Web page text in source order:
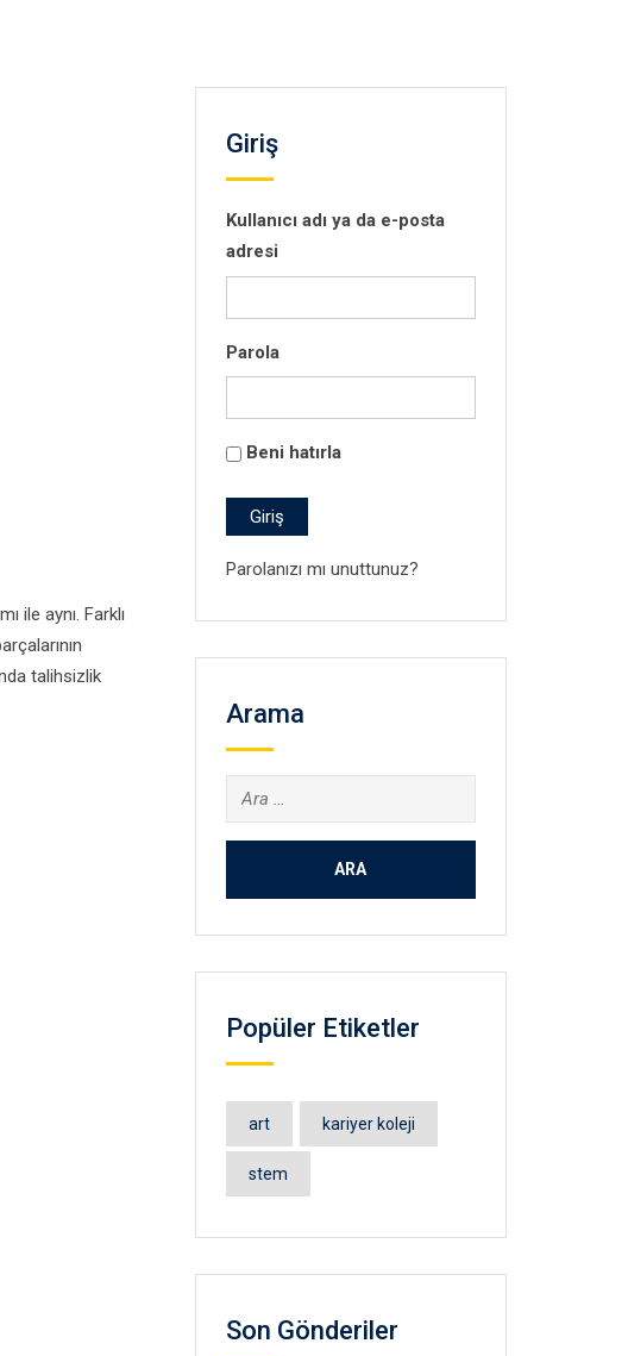
ile aynı. Farklı
talihsizlik
Giriş
Kullanıcı adı ya da e-posta
adresi
Parola
Beni hatırla
Giriş
Parolanızı mı unuttunuz?
Arama
Arama:
Popüler Etiketler
art kariyer koleji
stem
Son Gönderiler